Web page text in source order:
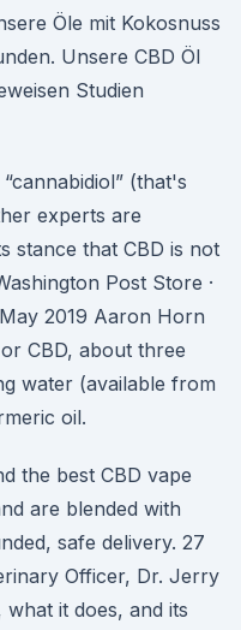
Öle mit Kokosnuss
Unsere CBD Öl
Studien
(that's
experts are
stance that CBD is not
Post Store ·
2019 Aaron Horn
CBD, about three
water (available from
oil.
the best CBD vape
are blended with
safe delivery. 27
Officer, Dr. Jerry
what it does, and its